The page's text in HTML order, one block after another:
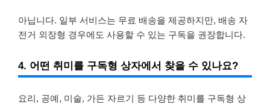
아닙니다. 일부 서비스는 무료 배송을 제공하지만, 배송 자
전거 외장형 경우에도 사용할 수 있는 구독을 권장합니다.
4. 어떤 취미를 구독형 상자에서 찾을 수 있나요?
요리, 공예, 미술, 가든 자르기 등 다양한 취미를 구독형 상